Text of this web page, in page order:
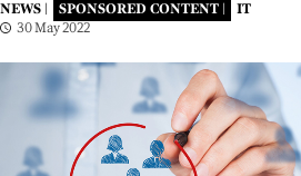
NEWS | SPONSORED CONTENT |
IT
30 May 2022